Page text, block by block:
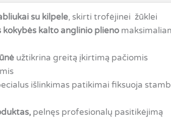
su kilpele, skirti trofėjinei žūklei
kokybės kalto anglinio plieno
užtikrina greitą įkirtimą pačiomis
išlinkimas patikimai fiksuoja
pelnęs profesionalų pasitikėjimą